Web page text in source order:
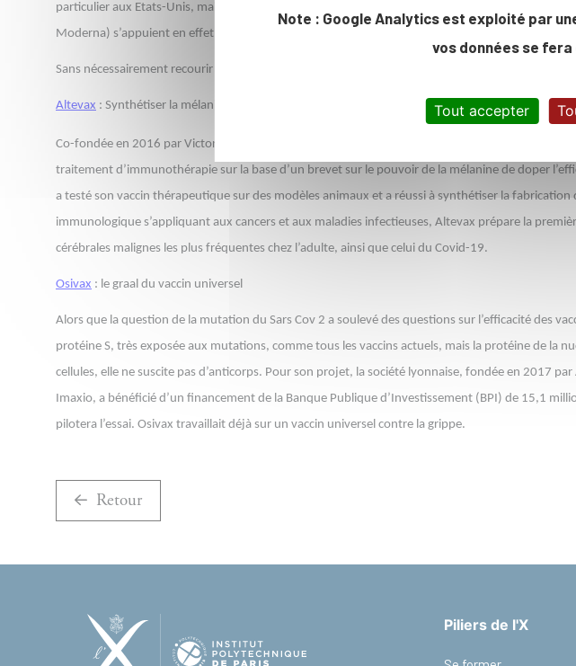
particulier aux Etats-Unis, mais qui est aussi le fruit d’une rupture technologique. Les deux
Moderna) s’appuient en effet sur la technologie dite de l’ARN Messager élaborée sur plusieurs
Sans nécessairement recourir à cette technologie innovante, deux start-up issues de
Altevax : Synthétiser la mélanine pour doper le système immunitaire
Co-fondée en 2016 par Victor Vadaneaux (X 83), spécialiste des biotechs et du management
traitement d’immunothérapie sur la base d’un brevet sur le pouvoir de la mélanine de doper
a testé son vaccin thérapeutique sur des modèles animaux et a réussi à synthétiser la
immunologique s’appliquant aux cancers et aux maladies infectieuses, Altevax prépare la
cérébrales malignes les plus fréquentes chez l’adulte, ainsi que celui du Covid-19.
Osivax : le graal du vaccin universel
Alors que la question de la mutation du Sars Cov 2 a soulevé des questions sur l’efficacité des
protéine S, très exposée aux mutations, comme tous les vaccins actuels, mais la protéine de la
cellules, elle ne suscite pas d’anticorps. Pour son projet, la société lyonnaise, fondée en 2017
Imaxio, a bénéficié d’un financement de la Banque Publique d’Investissement (BPI) de 15,1
pilotera l’essai. Osivax travaillait déjà sur un vaccin universel contre la grippe.
Retour
Piliers de l'X
Note : Google Analytics est exploité par
vos données se fera
Tout accepter